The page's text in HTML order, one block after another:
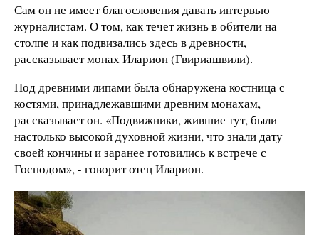
Сам он не имеет благословения давать интервью
журналистам. О том, как течет жизнь в обители на
столпе и как подвизались здесь в древности,
рассказываетмонах Иларион (Гвириашвили).
Под древними липами была обнаружена костница с
костями, принадлежавшими древним монахам,
рассказывает он. «Подвижники, жившие тут, были
настолько высокой духовной жизни, что знали дату
своей кончины и заранее готовились к встрече с
Господом», - говорит отец Иларион.